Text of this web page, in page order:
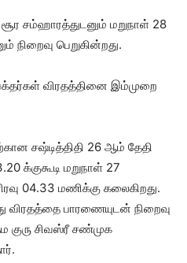
சம்ஹாரத்துடனும் மறுநாள் 28
நிறைவு பெறுகின்றது.
விரதத்தினை இம்முறை
சஷ்டித்திதி 26 ஆம் தேதி
க்குகூடி மறுநாள் 27
04.33 மணிக்கு கலைகிறது.
விரதத்தை பாரணையுடன் நிறைவு
குரு சிவஸ்ரீ சண்முக